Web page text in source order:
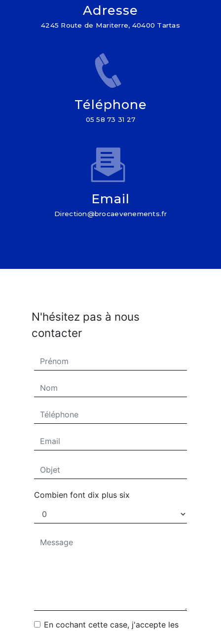
Adresse
4245 Route de Mariterre, 40400 Tartas
Téléphone
05 58 73 31 27
Email
direction@brocaevenements.fr
N'hésitez pas à nous
contacter
Combien font dix plus six
En cochant cette case, j'accepte les